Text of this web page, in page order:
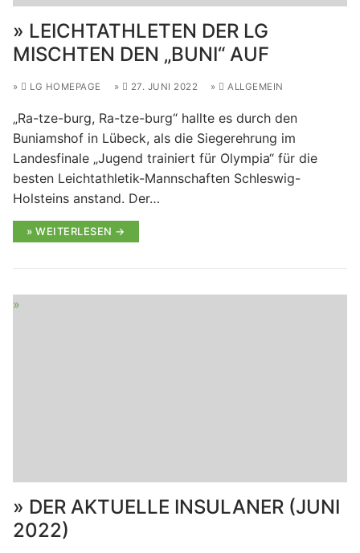
LEICHTATHLETEN DER LG
MISCHTEN DEN „BUNI“ AUF
LG HOMEPAGE 27. JUNI 2022 ALLGEMEIN
„Ra-tze-burg, Ra-tze-burg“ hallte es durch den
Buniamshof in Lübeck, als die Siegerehrung im
Landesfinale „Jugend trainiert für Olympia“ für die
besten Leichtathletik-Mannschaften Schleswig-
Holsteins anstand. Der…
WEITERLESEN →
DER AKTUELLE INSULANER (JUNI
2022)